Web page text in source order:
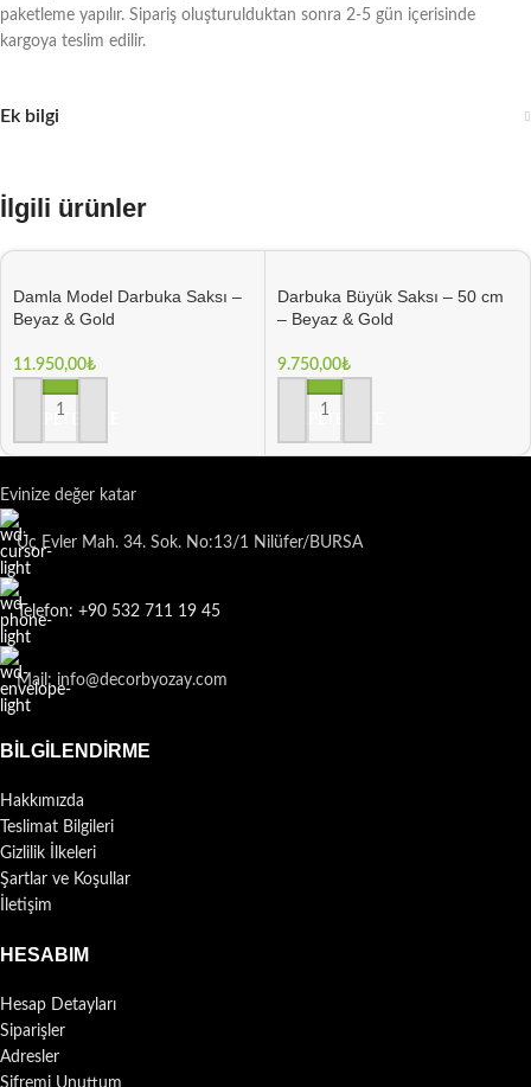
paketleme yapılır. Sipariş oluşturulduktan sonra 2-5 gün içerisinde
kargoya teslim edilir.
Ek bilgi
İlgili ürünler
Damla Model Darbuka Saksı –
Beyaz & Gold
11.950,00₺
Darbuka Büyük Saksı – 50 cm
– Beyaz & Gold
9.750,00₺
Evinize değer katar
Üç Evler Mah. 34. Sok. No:13/1 Nilüfer/BURSA
Telefon: +90 532 711 19 45
Mail: info@decorbyozay.com
BILGILENDIRME
Hakkımızda
Teslimat Bilgileri
Gizlilik İlkeleri
Şartlar ve Koşullar
İletişim
HESABIM
Hesap Detayları
Siparişler
Adresler